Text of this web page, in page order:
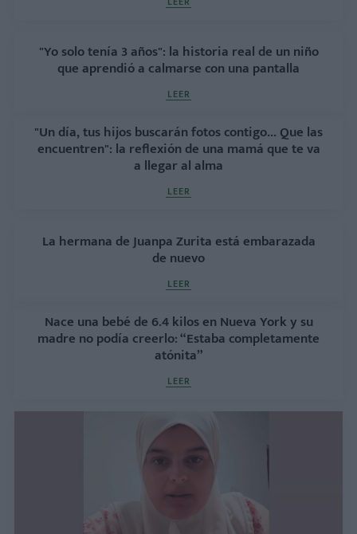
"Yo solo tenía 3 años": la historia real de un niño
que aprendió a calmarse con una pantalla
LEER
"Un día, tus hijos buscarán fotos contigo... Que las
encuentren": la reflexión de una mamá que te va
a llegar al alma
LEER
La hermana de Juanpa Zurita está embarazada
de nuevo
LEER
Nace una bebé de 6.4 kilos en Nueva York y su
madre no podía creerlo: “Estaba completamente
atónita”
LEER